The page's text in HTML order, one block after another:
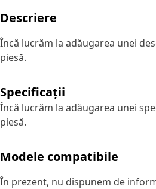
Descriere
Încă lucrăm la adăugarea unei
piesă.
Specificații
Încă lucrăm la adăugarea unei
piesă.
Modele compatibile
În prezent, nu dispunem de